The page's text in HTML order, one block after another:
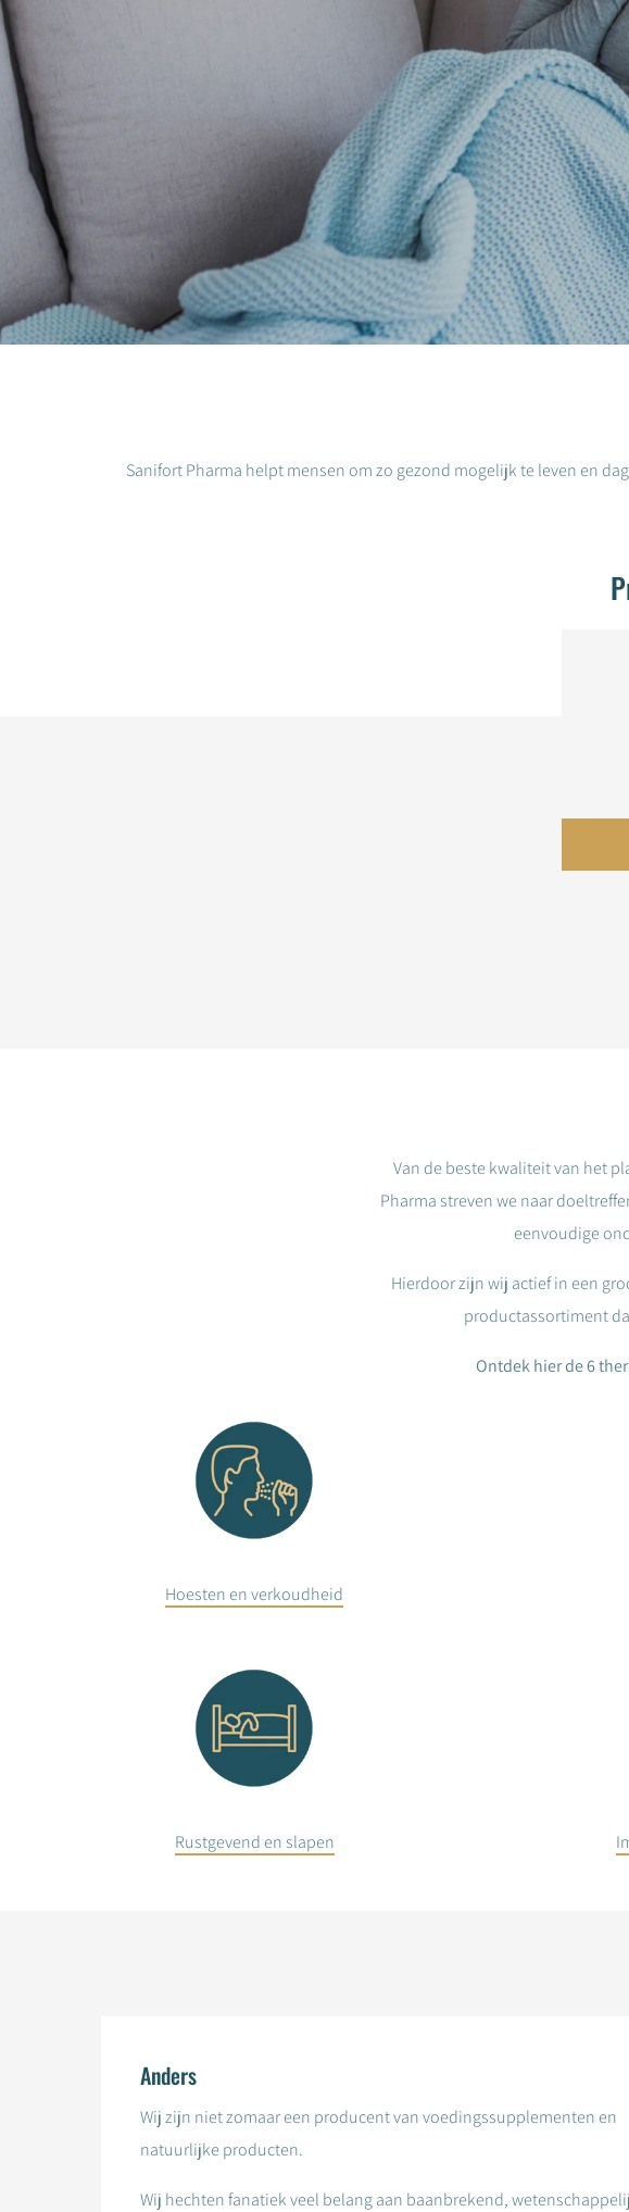
Sanifort Pharma helpt mensen om zo gezond mogelijk te leven en
Van de beste kwaliteit van het
Pharma streven we naar
eenvoudige
Hierdoor zijn wij actief in een
productassortiment
Ontdek hier de 6
Hoesten en verkoudheid
Rustgevend en slapen
Anders
Wij zijn niet zomaar een producent van voedingssupplementen en
natuurlijke producten.
Wij hechten fanatiek veel belang aan baanbrekend,